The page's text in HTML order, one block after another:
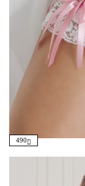
490